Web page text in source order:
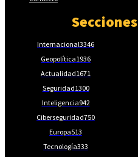
Secciones
Internacional3346
Geopolítica1936
Actualidad1671
Seguridad1300
Inteligencia942
Ciberseguridad750
Europa513
Tecnología333